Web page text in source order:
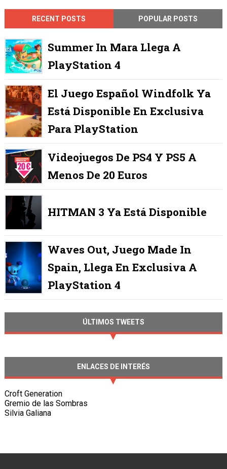
RECENT POSTS POPULAR POSTS
Summer In Mara Llega A
PlayStation 4
El Juego Español Windfolk Ya
Está Disponible En Exclusiva
Para PlayStation
Videojuegos De PS4 Y PS5 A
Menos De 20 Euros
HITMAN 3 Ya Está Disponible
Waves Out, Juego Made In
Spain, Llega En Exclusiva A
PlayStation 4
ÚLTIMOS TWEETS
ENLACES DE INTERÉS
Croft Generation
Gremio de las Sombras
Silvia Galiana